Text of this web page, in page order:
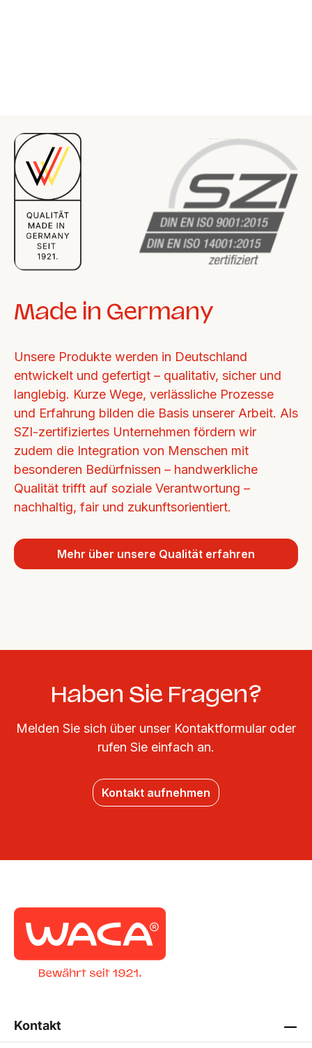
Made in Germany
Unsere Produkte werden in Deutschland
entwickelt und gefertigt – qualitativ, sicher und
langlebig. Kurze Wege, verlässliche Prozesse
und Erfahrung bilden die Basis unserer Arbeit. Als
SZI-zertifiziertes Unternehmen fördern wir
zudem die Integration von Menschen mit
besonderen Bedürfnissen – handwerkliche
Qualität trifft auf soziale Verantwortung –
nachhaltig, fair und zukunftsorientiert.
Mehr über unsere Qualität erfahren
Haben Sie Fragen?
Melden Sie sich über unser Kontaktformular oder
rufen Sie einfach an.
Kontakt aufnehmen
Kontakt